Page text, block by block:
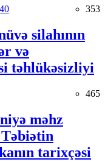
353
silahının
və
təhlükəsizliyi
465
məhz
Təbiətin
tarixçəsi